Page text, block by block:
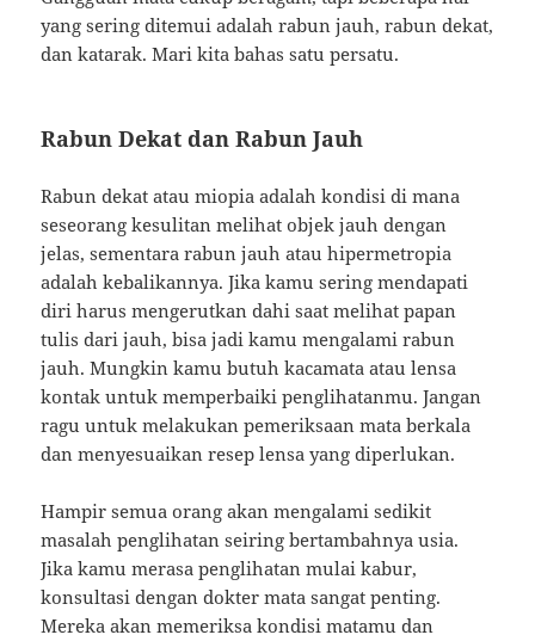
yang sering ditemui adalah rabun jauh, rabun dekat,
dan katarak. Mari kita bahas satu persatu.
Rabun Dekat dan Rabun Jauh
Rabun dekat atau miopia adalah kondisi di mana
seseorang kesulitan melihat objek jauh dengan
jelas, sementara rabun jauh atau hipermetropia
adalah kebalikannya. Jika kamu sering mendapati
diri harus mengerutkan dahi saat melihat papan
tulis dari jauh, bisa jadi kamu mengalami rabun
jauh. Mungkin kamu butuh kacamata atau lensa
kontak untuk memperbaiki penglihatanmu. Jangan
ragu untuk melakukan pemeriksaan mata berkala
dan menyesuaikan resep lensa yang diperlukan.
Hampir semua orang akan mengalami sedikit
masalah penglihatan seiring bertambahnya usia.
Jika kamu merasa penglihatan mulai kabur,
konsultasi dengan dokter mata sangat penting.
Mereka akan memeriksa kondisi matamu dan